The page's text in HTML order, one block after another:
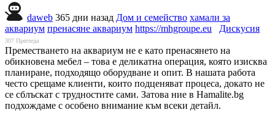
daweb 365 дни назад Дом и семейство хамали за
аквариум пренасяне аквариум https://mhgroupe.eu Дискусия
307 Прегледа
Преместването на аквариум не е като пренасянето на
обикновена мебел – това е деликатна операция, която изисква
планиране, подходящо оборудване и опит. В нашата работа
често срещаме клиенти, които подценяват процеса, докато не
се сблъскат с трудностите сами. Затова ние в Hamalite.bg
подхождаме с особено внимание към всеки детайл.